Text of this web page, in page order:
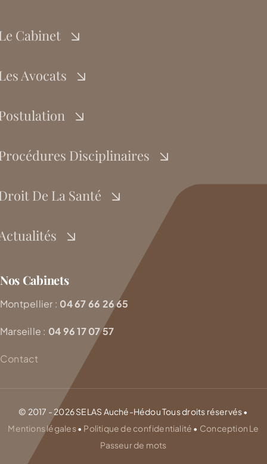
Cabinet
Avocats
Disciplinaires
De La Santé
Nos Cabinets
Montpellier : 04 67 66 26 65
Marseille : 04 96 17 07 57
Contact
© 2017 - 2026 SELAS Auché-Hédou Tous droits réservés •
Mentions légales• Politique de confidentialité • Conception Le
Passeur de mots